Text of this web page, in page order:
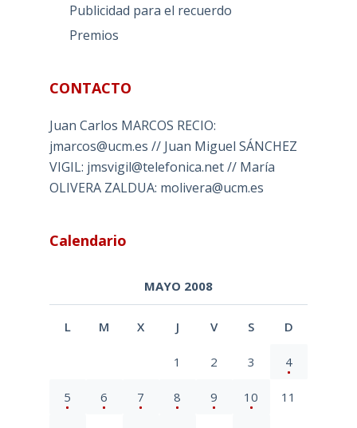
Publicidad para el recuerdo
Premios
CONTACTO
Juan Carlos MARCOS RECIO:
jmarcos@ucm.es // Juan Miguel SÁNCHEZ
VIGIL: jmsvigil@telefonica.net // María
OLIVERA ZALDUA: molivera@ucm.es
Calendario
MAYO 2008
L M X J V S D
1 2 3 4
5 6 7 8 9 10 11